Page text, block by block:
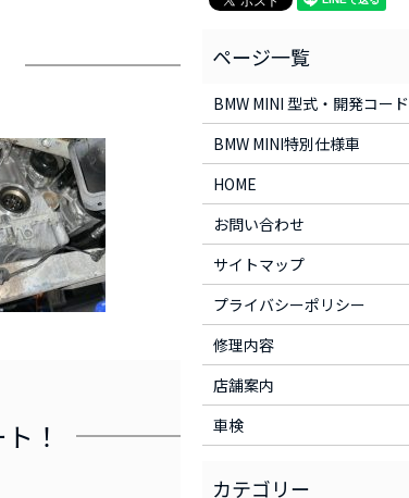
！
BMW MINI 型式・開発コード
BMW MINI特別仕様車
HOME
お問い合わせ
サイトマップ
プライバシーポリシー
修理内容
店舗案内
車検